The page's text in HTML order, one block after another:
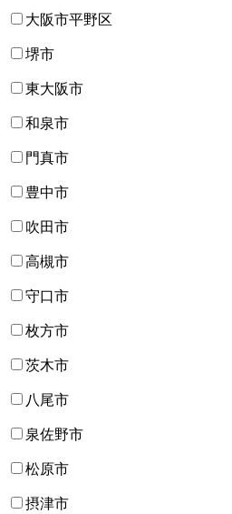
大阪市平野区
堺市
東大阪市
和泉市
門真市
豊中市
吹田市
高槻市
守口市
枚方市
茨木市
八尾市
泉佐野市
松原市
摂津市